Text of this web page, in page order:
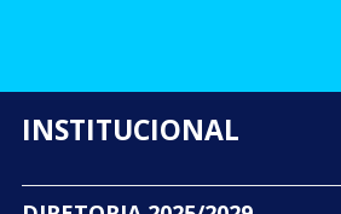
INSTITUCIONAL